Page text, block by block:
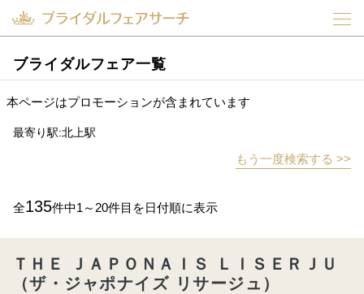
ブライダルフェア一覧
本ページはプロモーションが含まれています
最寄り駅:北上駅
もう一度検索する >>
全135件中1～20件目を日付順に表示
ＴＨＥ ＪＡＰＯＮＡＩＳ ＬＩＳＥＲＪＵ
（ザ・ジャポナイズ リサージュ）